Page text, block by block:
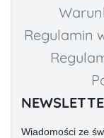
Regulamin
Wiadomości ze